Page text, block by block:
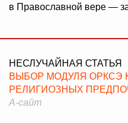
в Православной вере —
НЕСЛУЧАЙНАЯ СТАТЬЯ
ВЫБОР МОДУЛЯ ОРКСЭ
РЕЛИГИОЗНЫХ
А-сайт